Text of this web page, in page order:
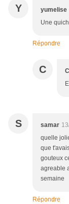
Y yumelise
Une
Répondre
C
S samar
quelle
que
gouteux
agreable
semaine
Répondre